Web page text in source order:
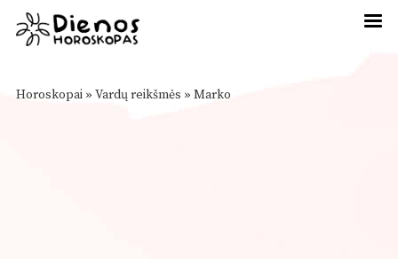
Horoskopai » Vardų reikšmės » Marko